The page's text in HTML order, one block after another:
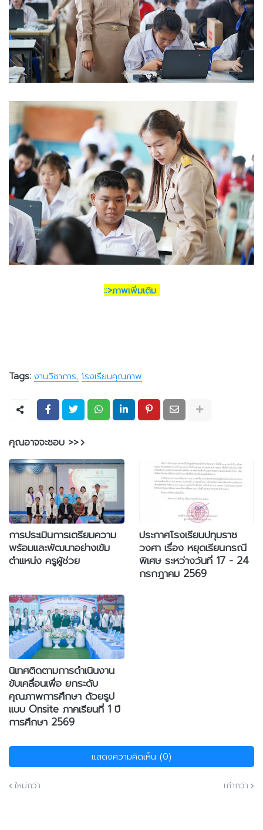
::>ภาพเพิ่มเติม
Tags: งานวิชาการ โรงเรียนคุณภาพ
คุณอาจจะชอบ >>
การประเมินการเตรียมความ
พร้อมและพัฒนาอย่างเข้ม
ตำแหน่ง ครูผู้ช่วย
ประกาศโรงเรียนปทุมราช
วงศา เรื่อง หยุดเรียนกรณี
พิเศษ ระหว่างวันที่ 17 - 24
กรกฎาคม 2569
นิเทศติดตามการดำเนินงาน
ขับเคลื่อนเพื่อ ยกระดับ
คุณภาพการศึกษา ด้วยรูป
แบบ Onsite ภาคเรียนที่ 1 ปี
การศึกษา 2569
แสดงความคิดเห็น (0)
ใหม่กว่า เก่ากว่า